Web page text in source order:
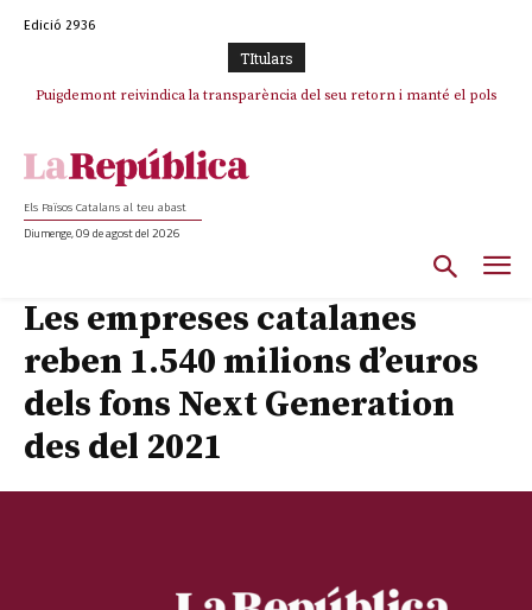
Edició 2936
TItulars
Puigdemont reivindica la transparència del seu retorn i manté el pols
Portugal acusa Espanya de provocar un “efecte crida” massiu per la seva
Els Països Catalans al teu abast
Diumenge, 09 de agost del 2026
Les empreses catalanes
reben 1.540 milions d’euros
dels fons Next Generation
des del 2021